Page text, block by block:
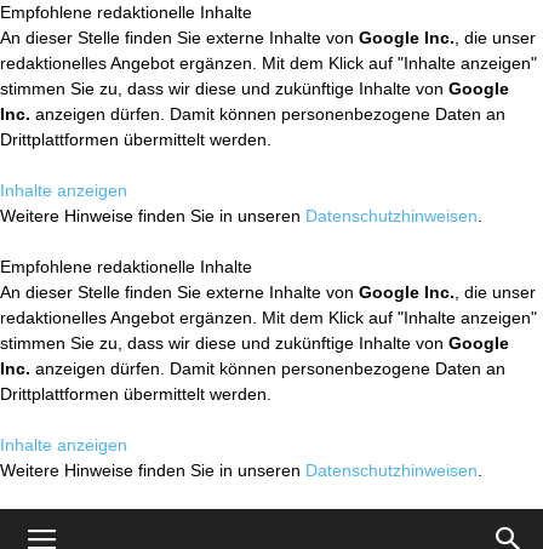
Empfohlene redaktionelle Inhalte
An dieser Stelle finden Sie externe Inhalte von Google Inc. , die unser
redaktionelles Angebot ergänzen. Mit dem Klick auf "Inhalte anzeigen"
stimmen Sie zu, dass wir diese und zukünftige Inhalte von Google
Inc. anzeigen dürfen. Damit können personenbezogene Daten an
Drittplattformen übermittelt werden.
Inhalte anzeigen
Weitere Hinweise finden Sie in unseren Datenschutzhinweisen
Empfohlene redaktionelle Inhalte
An dieser Stelle finden Sie externe Inhalte von Google Inc. , die unser
redaktionelles Angebot ergänzen. Mit dem Klick auf "Inhalte anzeigen"
stimmen Sie zu, dass wir diese und zukünftige Inhalte von Google
Inc. anzeigen dürfen. Damit können personenbezogene Daten an
Drittplattformen übermittelt werden.
Inhalte anzeigen
Weitere Hinweise finden Sie in unseren Datenschutzhinweisen